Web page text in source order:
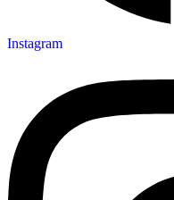
Instagram